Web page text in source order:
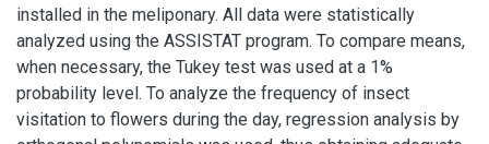
installed in the meliponary. All data were statistically
analyzed using the ASSISTAT program. To compare means,
when necessary, the Tukey test was used at a 1%
probability level. To analyze the frequency of insect
visitation to flowers during the day, regression analysis by